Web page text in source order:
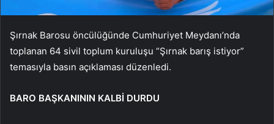
Şırnak Barosu öncülüğünde Cumhuriyet Meydanı’nda
toplanan 64 sivil toplum kuruluşu “Şırnak barış istiyor”
temasıyla basın açıklaması düzenledi.
BARO BAŞKANININ KALBİ DURDU